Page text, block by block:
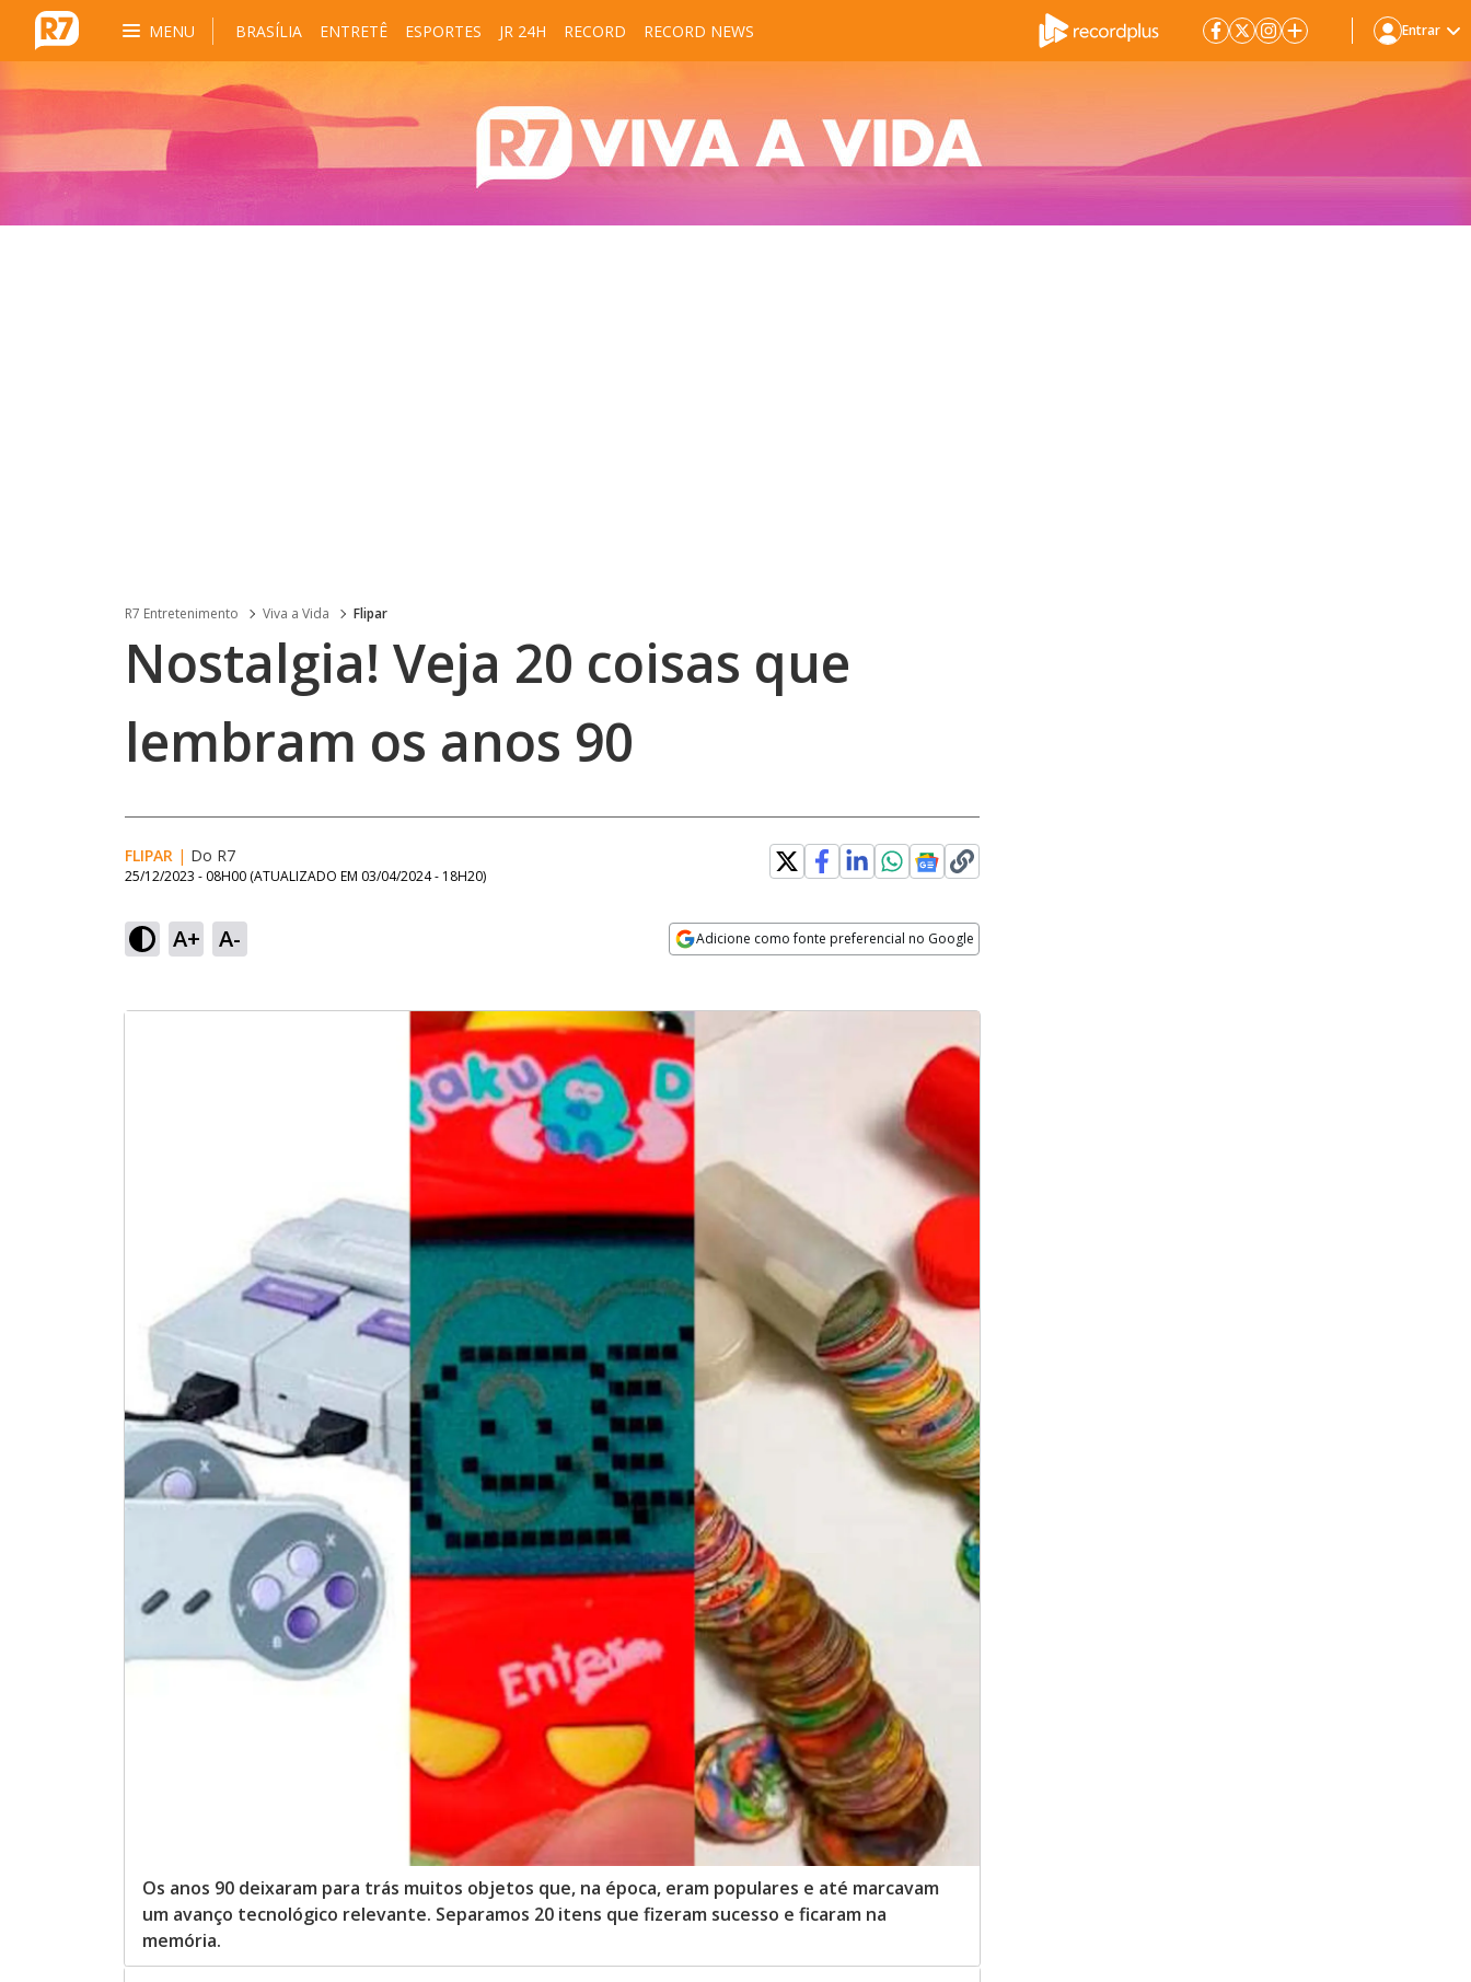
MENU BRASÍLIA ENTRETÊ ESPORTES JR 24H RECORD RECORD NEWS Entrar
R7 Entretenimento Viva a Vida Flipar
Nostalgia! Veja 20 coisas que
lembram os anos 90
FLIPAR | Do R7
25/12/2023 - 08H00 (ATUALIZADO EM 03/04/2024 - 18H20)
A+ A- Adicione como fonte preferencial no Google
Os anos 90 deixaram para trás muitos objetos que, na época, eram populares e até marcavam
um avanço tecnológico relevante. Separamos 20 itens que fizeram sucesso e ficaram na
memória.